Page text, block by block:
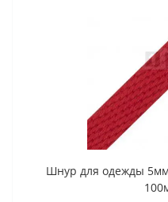
Шнур для одежды